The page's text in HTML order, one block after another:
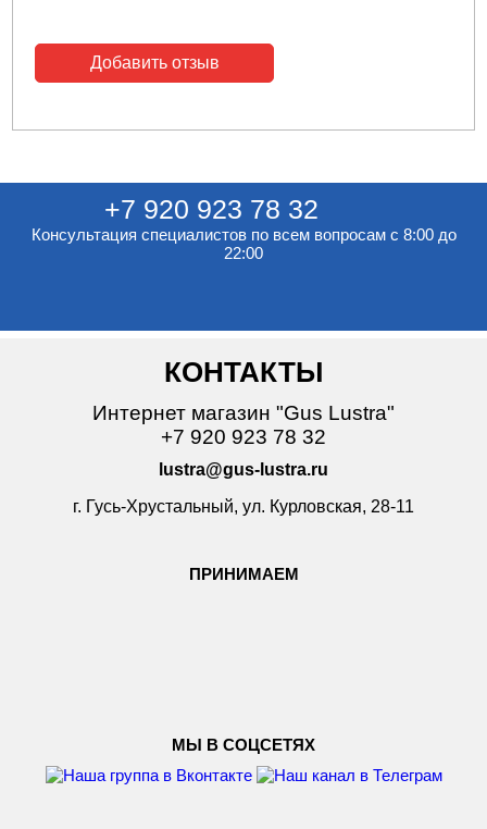
Добавить отзыв
+7 920 923 78 32
Консультация специалистов по всем вопросам с 8:00 до
22:00
КОНТАКТЫ
Интернет магазин "Gus Lustra"
+7 920 923 78 32
lustra@gus-lustra.ru
г. Гусь-Хрустальный, ул. Курловская, 28-11
ПРИНИМАЕМ
МЫ В СОЦСЕТЯХ